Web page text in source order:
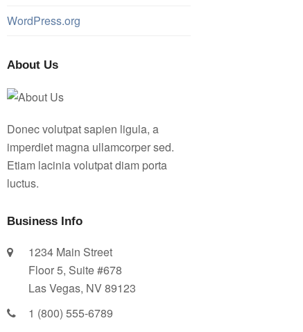
WordPress.org
About Us
Donec volutpat sapien ligula, a
imperdiet magna ullamcorper sed.
Etiam lacinia volutpat diam porta
luctus.
Business Info
1234 Main Street
Floor 5, Suite #678
Las Vegas, NV 89123
1 (800) 555-6789